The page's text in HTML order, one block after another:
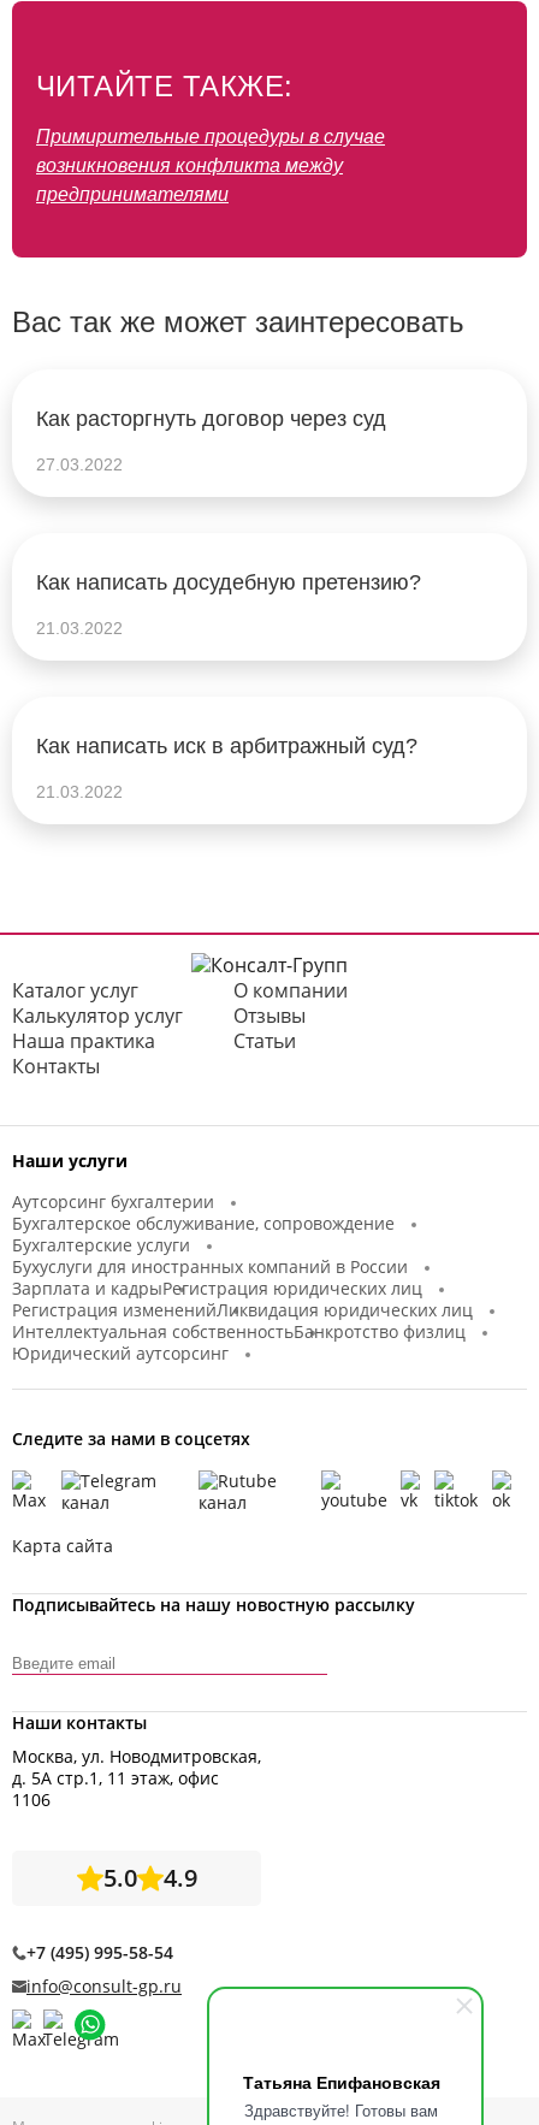
Татьяна Епифановская
Здравствуйте! Готовы вам
ЧИТАЙТЕ ТАКЖЕ:
Примирительные процедуры в случае
возникновения конфликта между
предпринимателями
Вас так же может заинтересовать
Как расторгнуть договор через суд
27.03.2022
Как написать досудебную претензию?
21.03.2022
Как написать иск в арбитражный суд?
21.03.2022
Каталог услуг
О компании
Калькулятор услуг
Отзывы
Наша практика
Статьи
Контакты
Наши услуги
Аутсорсинг бухгалтерии
Бухгалтерское обслуживание, сопровождение
Бухгалтерские услуги
Бухуслуги для иностранных компаний в России
Зарплата и кадрыРегистрация юридических лиц
Регистрация измененийЛиквидация юридических лиц
Интеллектуальная собственностьБанкротство физлиц
Юридический аутсорсинг
Следите за нами в соцсетях
Карта сайта
Подписывайтесь на нашу новостную рассылку
Наши контакты
Москва, ул. Новодмитровская,
д. 5А стр.1, 11 этаж, офис
1106
5.0 4.9
+7 (495) 995-58-54
info@consult-gp.ru